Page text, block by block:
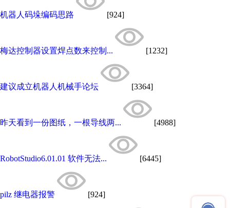
机器人码垛编码思路 [924]
梅达控制器设置焊点数来控制... [1232]
建议成立机器人机械手论坛 [3364]
昨天看到一份图纸，一根导线两... [4988]
RobotStudio6.01.01 软件无法... [6445]
pilz 继电器报警 [924]